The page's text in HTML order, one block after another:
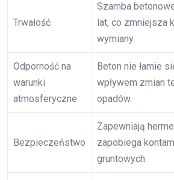
Trwałość
Szamba
lat, co zmniejsza
wymiany.
Odporność na
warunki
atmosferyczne
Beton nie łamie
wpływem zmian
opadów.
Bezpieczeństwo
Zapewniają
zapobiega
gruntowych.